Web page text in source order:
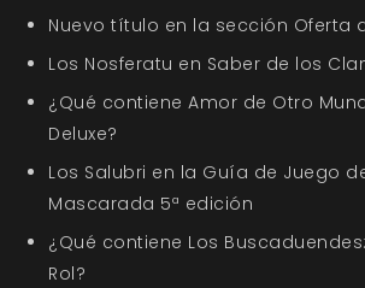
Nuevo título en la sección Oferta
Los Nosferatu en Saber de los
¿Qué contiene Amor de Otro
Deluxe?
Los Salubri en la Guía de Juego
Mascarada 5ª edición
¿Qué contiene Los
Rol?